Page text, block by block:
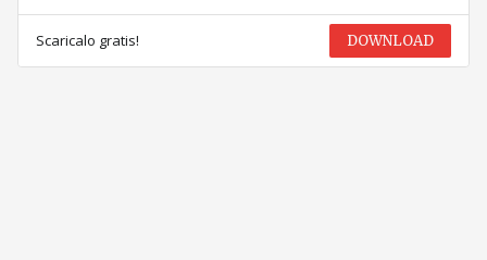
Scaricalo gratis! DOWNLOAD